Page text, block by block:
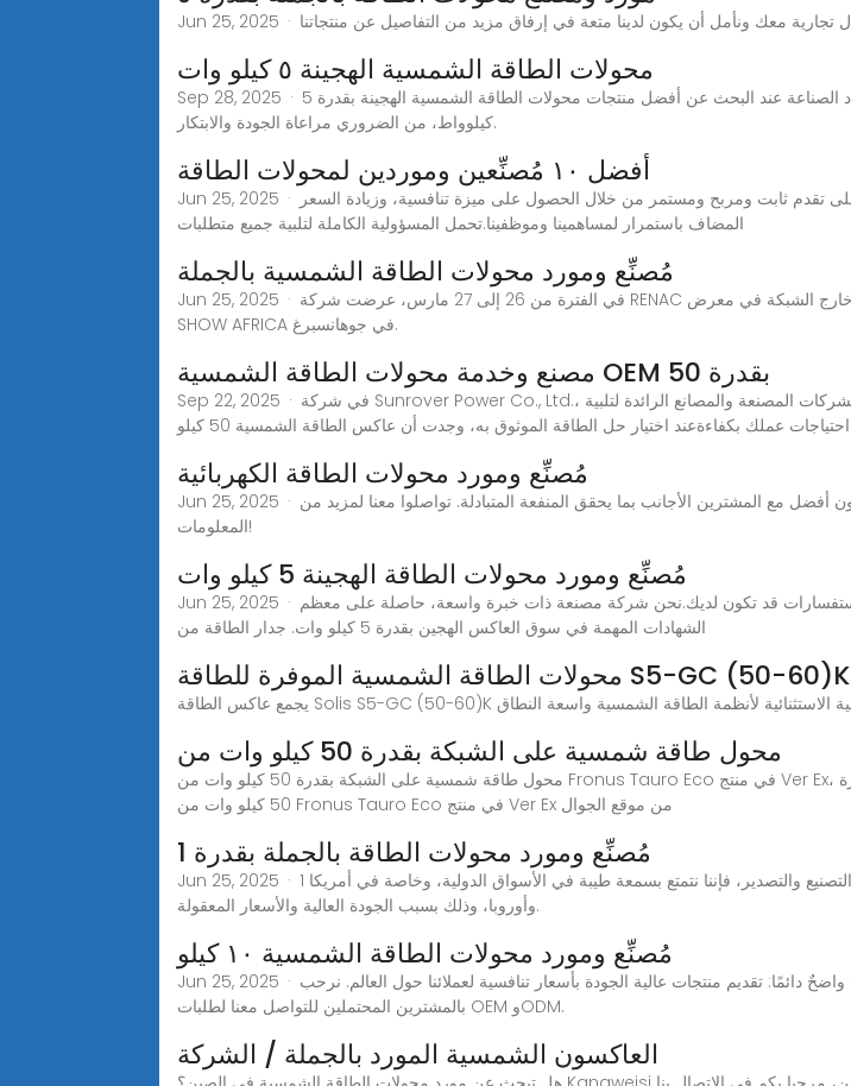
محولات الطاقة الشمسية الهجينة ٥ كيلو وات
Sep 28, 2025 · كيفية العثور على أفضل منتجات العاكس الشمسي الهجين 5 كيلو وات - رواد الصناعة عند البحث عن أفضل منتجات محولات الطاقة الشمسية الهجينة بقدرة 5
كيلوواط، من الضروري مراعاة الجودة والابتكار.
أفضل ١٠ مُصنِّعين وموردين لمحولات الطاقة
Jun 25, 2025 · أفضل 10 مصنعين وموردين لمحولات الطاقة الشمسية من الصين، للحصول على تقدم ثابت ومربح ومستمر من خلال الحصول على ميزة تنافسية، وزيادة السعر
المضاف باستمرار لمساهمينا وموظفينا.تحمل المسؤولية الكاملة لتلبية جميع متطلبات
مُصنِّع ومورد محولات الطاقة الشمسية بالجملة
Jun 25, 2025 · في الفترة من 26 إلى 27 مارس، عرضت شركة RENAC محولات الطاقة الشمسية، ومحولات تخزين الطاقة، ومنتجات الطاقة خارج الشبكة في معرض SOLAR
SHOW AFRICA في جوهانسبرغ.
مصنع وخدمة محولات الطاقة الشمسية OEM بقدرة 50
Sep 22, 2025 · في شركة Sunrover Power Co., Ltd.، نقدم محولات طاقة شمسية عالية الجودة بقدرة 50 كيلو وات مباشرة من الشركات المصنعة والمصانع الرائدة لتلبية
احتياجات عملك بكفاءةعند اختيار حل الطاقة الموثوق به، وجدت أن عاكس الطاقة الشمسية 50 كيلو
مُصنِّع ومورد محولات الطاقة الكهربائية
Jun 25, 2025 · مصنّعو وموردي عاكسات الطاقة بقدرة 3 كيلو وات من الصين. نتطلع إلى تعاون أفضل مع المشترين الأجانب بما يحقق المنفعة المتبادلة. تواصلوا معنا لمزيد من
المعلومات!
مُصنِّع ومورد محولات الطاقة الهجينة 5 كيلو وات
Jun 25, 2025 · يجب أن ترسل لنا مواصفاتك ومتطلباتك، أو لا تتردد في التحدث إلينا بأي أسئلة أو استفسارات قد تكون لديك.نحن شركة مصنعة ذات خبرة واسعة، حاصلة على معظم
الشهادات المهمة في سوق العاكس الهجين بقدرة 5 كيلو وات. جدار الطاقة من
محولات الطاقة الشمسية الموفرة للطاقة S5-GC (50-60)K
محول طاقة شمسية على الشبكة بقدرة 50 كيلو وات من
محول طاقة شمسية على الشبكة بقدرة 50 كيلو وات من Fronus Tauro Eco في منتج Ver Ex، يمكنك الحصول على مزيد من التفاصيل حول محول طاقة شمسية على الشبكة بقدرة
50 كيلو وات من Fronus Tauro Eco في منتج Ver Ex من موقع الجوال
مُصنِّع ومورد محولات الطاقة بالجملة بقدرة 1
Jun 25, 2025 · 1 كيلو وات العاكس المصنعين والموردين من الصين، باعتبارنا شركة رائدة في التصنيع والتصدير، فإننا نتمتع بسمعة طيبة في الأسواق الدولية، وخاصة في أمريكا
وأوروبا، وذلك بسبب الجودة العالية والأسعار المعقولة.
مُصنِّع ومورد محولات الطاقة الشمسية ١٠ كيلو
Jun 25, 2025 · مصنّعو وموردي محولات الطاقة الشمسية بقدرة 10 كيلو وات من الصين. هدفنا واضحٌ دائمًا: تقديم منتجات عالية الجودة بأسعار تنافسية لعملائنا حول العالم. نرحب
بالمشترين المحتملين للتواصل معنا لطلبات OEM وODM.
العاكسون الشمسية المورد بالجملة / الشركة